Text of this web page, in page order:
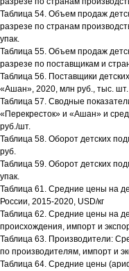
Таблица 54. Объем продаж
разрезе по странам
упак.
Таблица 55. Объем продаж
разрезе по поставщикам и
Таблица 56. Поставщики
«Ашан», 2020, млн руб., тыс. шт.
Таблица 57. Сводные
«Перекресток» и «Ашан» и
руб./шт.
Таблица 58. Оборот детских
руб.
Таблица 59. Оборот детских
упак.
Таблица 61. Средние цены на
России, 2015-2020, USD/кг
Таблица 62. Средние цены на
происхождения, импорт и
Таблица 63. Производители:
по производителям, импорт и
Таблица 64. Средние цены